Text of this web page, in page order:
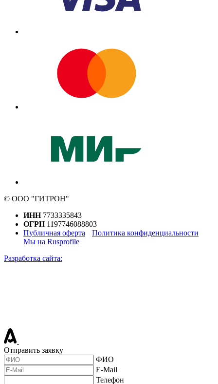
© ООО "ГИТРОН"
ИНН7733335843
ОГРН1197746088803
Публичная оферта
Политика конфиденциальности
Мы на Rusprofile
Разработка сайта:
Отправить заявку
ФИО
E-Mail
Телефон